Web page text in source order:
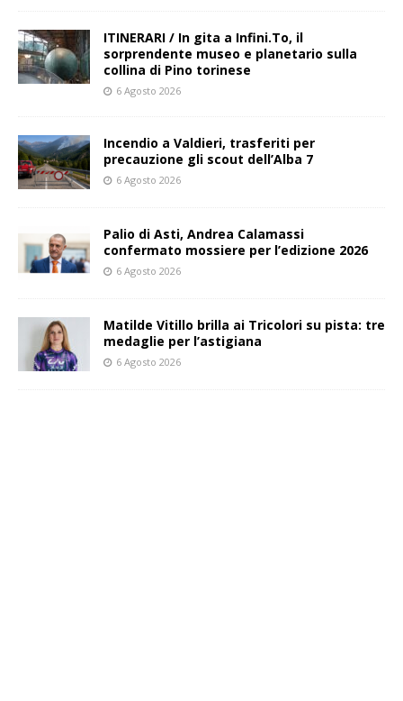
ITINERARI / In gita a Infini.To, il
sorprendente museo e planetario sulla
collina di Pino torinese
6 Agosto 2026
Incendio a Valdieri, trasferiti per
precauzione gli scout dell’Alba 7
6 Agosto 2026
Palio di Asti, Andrea Calamassi
confermato mossiere per l’edizione 2026
6 Agosto 2026
Matilde Vitillo brilla ai Tricolori su pista: tre
medaglie per l’astigiana
6 Agosto 2026